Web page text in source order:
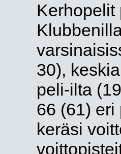
Kerhopelit
30),
peli-ilta
66 (61) eri
keräsi